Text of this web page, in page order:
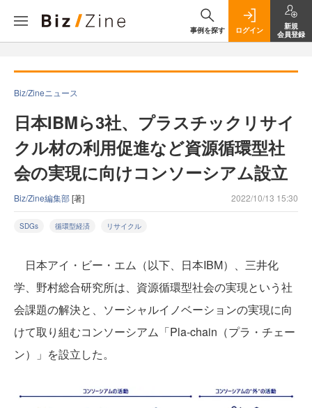
事例を探す ログイン
新規
会員登録
Biz/Zineニュース
日本IBMら3社、プラスチックリサイ
クル材の利用促進など資源循環型社
会の実現に向けコンソーシアム設立
Biz/Zine編集部[著] 2022/10/13 15:30
SDGs 循環型経済 リサイクル
日本アイ・ビー・エム（以下、日本IBM）、三井化
学、野村総合研究所は、資源循環型社会の実現という社
会課題の解決と、ソーシャルイノベーションの実現に向
けて取り組むコンソーシアム「Pla-chain（プラ・チェー
ン）」を設立した。